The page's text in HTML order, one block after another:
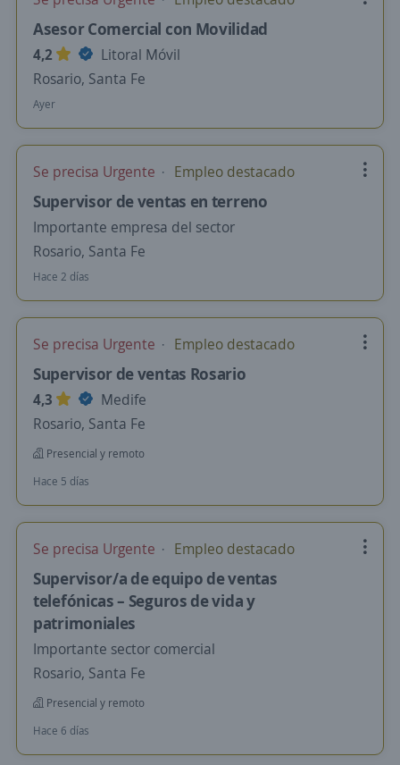
Asesor Comercial con Movilidad
4,2
Litoral Móvil
Rosario, Santa Fe
Ayer
Se precisa Urgente Empleo destacado
Supervisor de ventas en terreno
Importante empresa del sector
Rosario, Santa Fe
Hace 2 días
Se precisa Urgente Empleo destacado
Supervisor de ventas Rosario
4,3
Medife
Rosario, Santa Fe
Presencial y remoto
Hace 5 días
Se precisa Urgente Empleo destacado
Supervisor/a de equipo de ventas
telefónicas – Seguros de vida y
patrimoniales
Importante sector comercial
Rosario, Santa Fe
Presencial y remoto
Hace 6 días